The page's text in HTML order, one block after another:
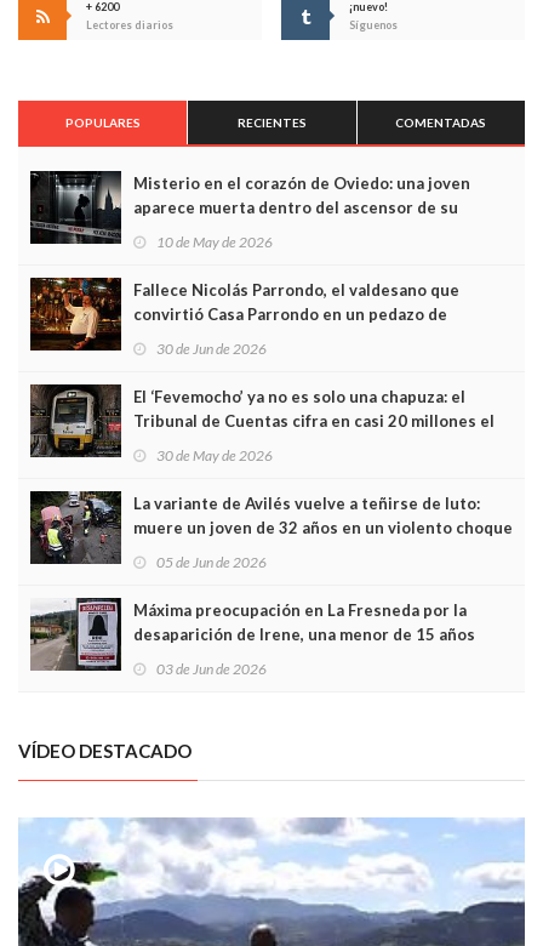
+ 6200
Lectores diarios
¡nuevo!
Síguenos
POPULARES RECIENTES COMENTADAS
Misterio en el corazón de Oviedo: una joven
aparece muerta dentro del ascensor de su
edificio y las cámaras captan sus últimos minutos
10 de May de 2026
Fallece Nicolás Parrondo, el valdesano que
convirtió Casa Parrondo en un pedazo de
Asturias en Madrid
30 de Jun de 2026
El ‘Fevemocho’ ya no es solo una chapuza: el
Tribunal de Cuentas cifra en casi 20 millones el
sobrecoste de los trenes que no cabían por los
30 de May de 2026
La variante de Avilés vuelve a teñirse de luto:
muere un joven de 32 años en un violento choque
frontal
05 de Jun de 2026
Máxima preocupación en La Fresneda por la
desaparición de Irene, una menor de 15 años
03 de Jun de 2026
VÍDEO DESTACADO